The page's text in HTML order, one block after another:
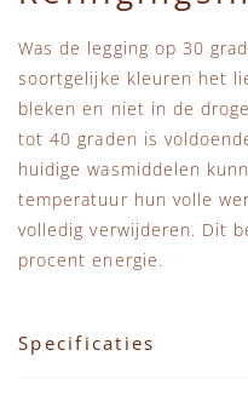
Was de legging op 30
soortgelijke kleuren het
bleken en niet in de
tot 40 graden is
huidige wasmiddelen
temperatuur hun volle
volledig verwijderen. Dit
procent energie.
Specificaties